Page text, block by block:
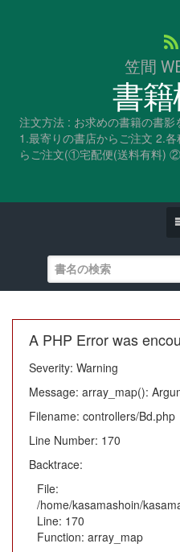
笠間
書
注文方法 : お求めの書籍の書影
1.最寄りの書店からご注文 2.
らご注文(①宅配便(送料有料)
A PHP Error was
Severity: Warning
Message: array_map():
Filename: controllers/Bd.php
Line Number: 170
Backtrace:
File:
/home/kasamashoin/
Line: 170
Function: array_map